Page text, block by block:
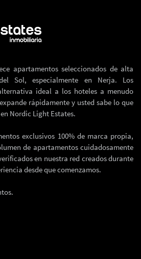
apartamentos seleccionados de alta
Sol, especialmente en Nerja. Los
ideal a los hoteles a menudo
rápidamente y usted sabe lo que
Nordic Light Estates.
exclusivos 100% de marca propia,
de apartamentos cuidadosamente
en nuestra red creados durante
desde que comenzamos.